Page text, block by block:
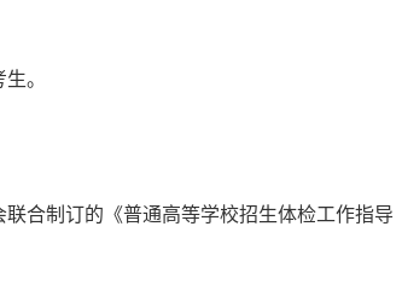
。
合制订的《普通高等学校招生体检工作指导